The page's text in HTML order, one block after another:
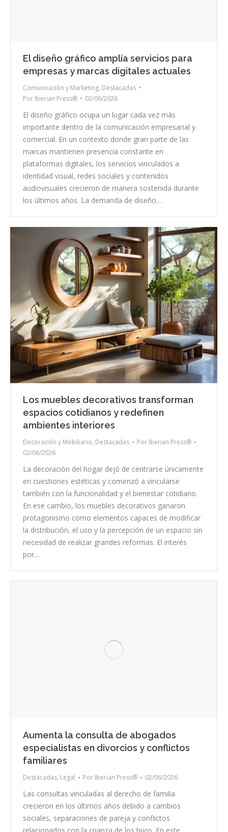
El diseño gráfico amplía servicios para
empresas y marcas digitales actuales
Comunicación y Marketing, Destacadas
Por Iberian Press® 02/06/2026
El diseño gráfico ocupa un lugar cada vez más
importante dentro de la comunicación empresarial y
comercial. En un contexto donde gran parte de las
marcas mantienen presencia constante en
plataformas digitales, los servicios vinculados a
identidad visual, redes sociales y contenidos
audiovisuales crecieron de manera sostenida durante
los últimos años. La demanda de diseño…
Los muebles decorativos transforman
espacios cotidianos y redefinen
ambientes interiores
Decoración y Mobiliario, Destacadas Por Iberian Press®
02/06/2026
La decoración del hogar dejó de centrarse únicamente
en cuestiones estéticas y comenzó a vincularse
también con la funcionalidad y el bienestar cotidiano.
En ese cambio, los muebles decorativos ganaron
protagonismo como elementos capaces de modificar
la distribución, el uso y la percepción de un espacio sin
necesidad de realizar grandes reformas. El interés
por…
Aumenta la consulta de abogados
especialistas en divorcios y conflictos
familiares
Destacadas, Legal Por Iberian Press® 02/06/2026
Las consultas vinculadas al derecho de familia
crecieron en los últimos años debido a cambios
sociales, separaciones de pareja y conflictos